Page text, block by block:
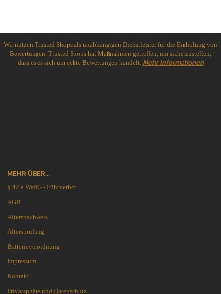
Wir nutzen Trusted Shops als unabhängigen Dienstleister für die Einholung von
Bewertungen. Trusted Shops hat Maßnahmen getroffen, um sicherzustellen,
dass es es sich um echte Bewertungen handelt. Mehr Informationen
MEHR ÜBER...
§ 42 a WaffG - Führverbot
AGB
Altersnachweis
Altersprüfung
Batterieverordnung
Impressum
Kontakt
Privatsphäre und Datenschutz